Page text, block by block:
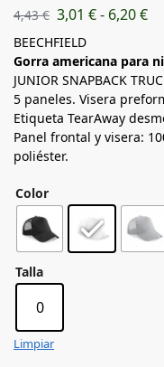
4,43€ 3,01 €- 6,20€
BEECHFIELD
Gorra americana para
JUNIOR SNAPBACK
5 paneles. Visera
Etiqueta TearAway
Panel frontal y visera:
poliéster.
Color
Talla
0
Limpiar